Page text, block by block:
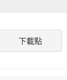
下載點